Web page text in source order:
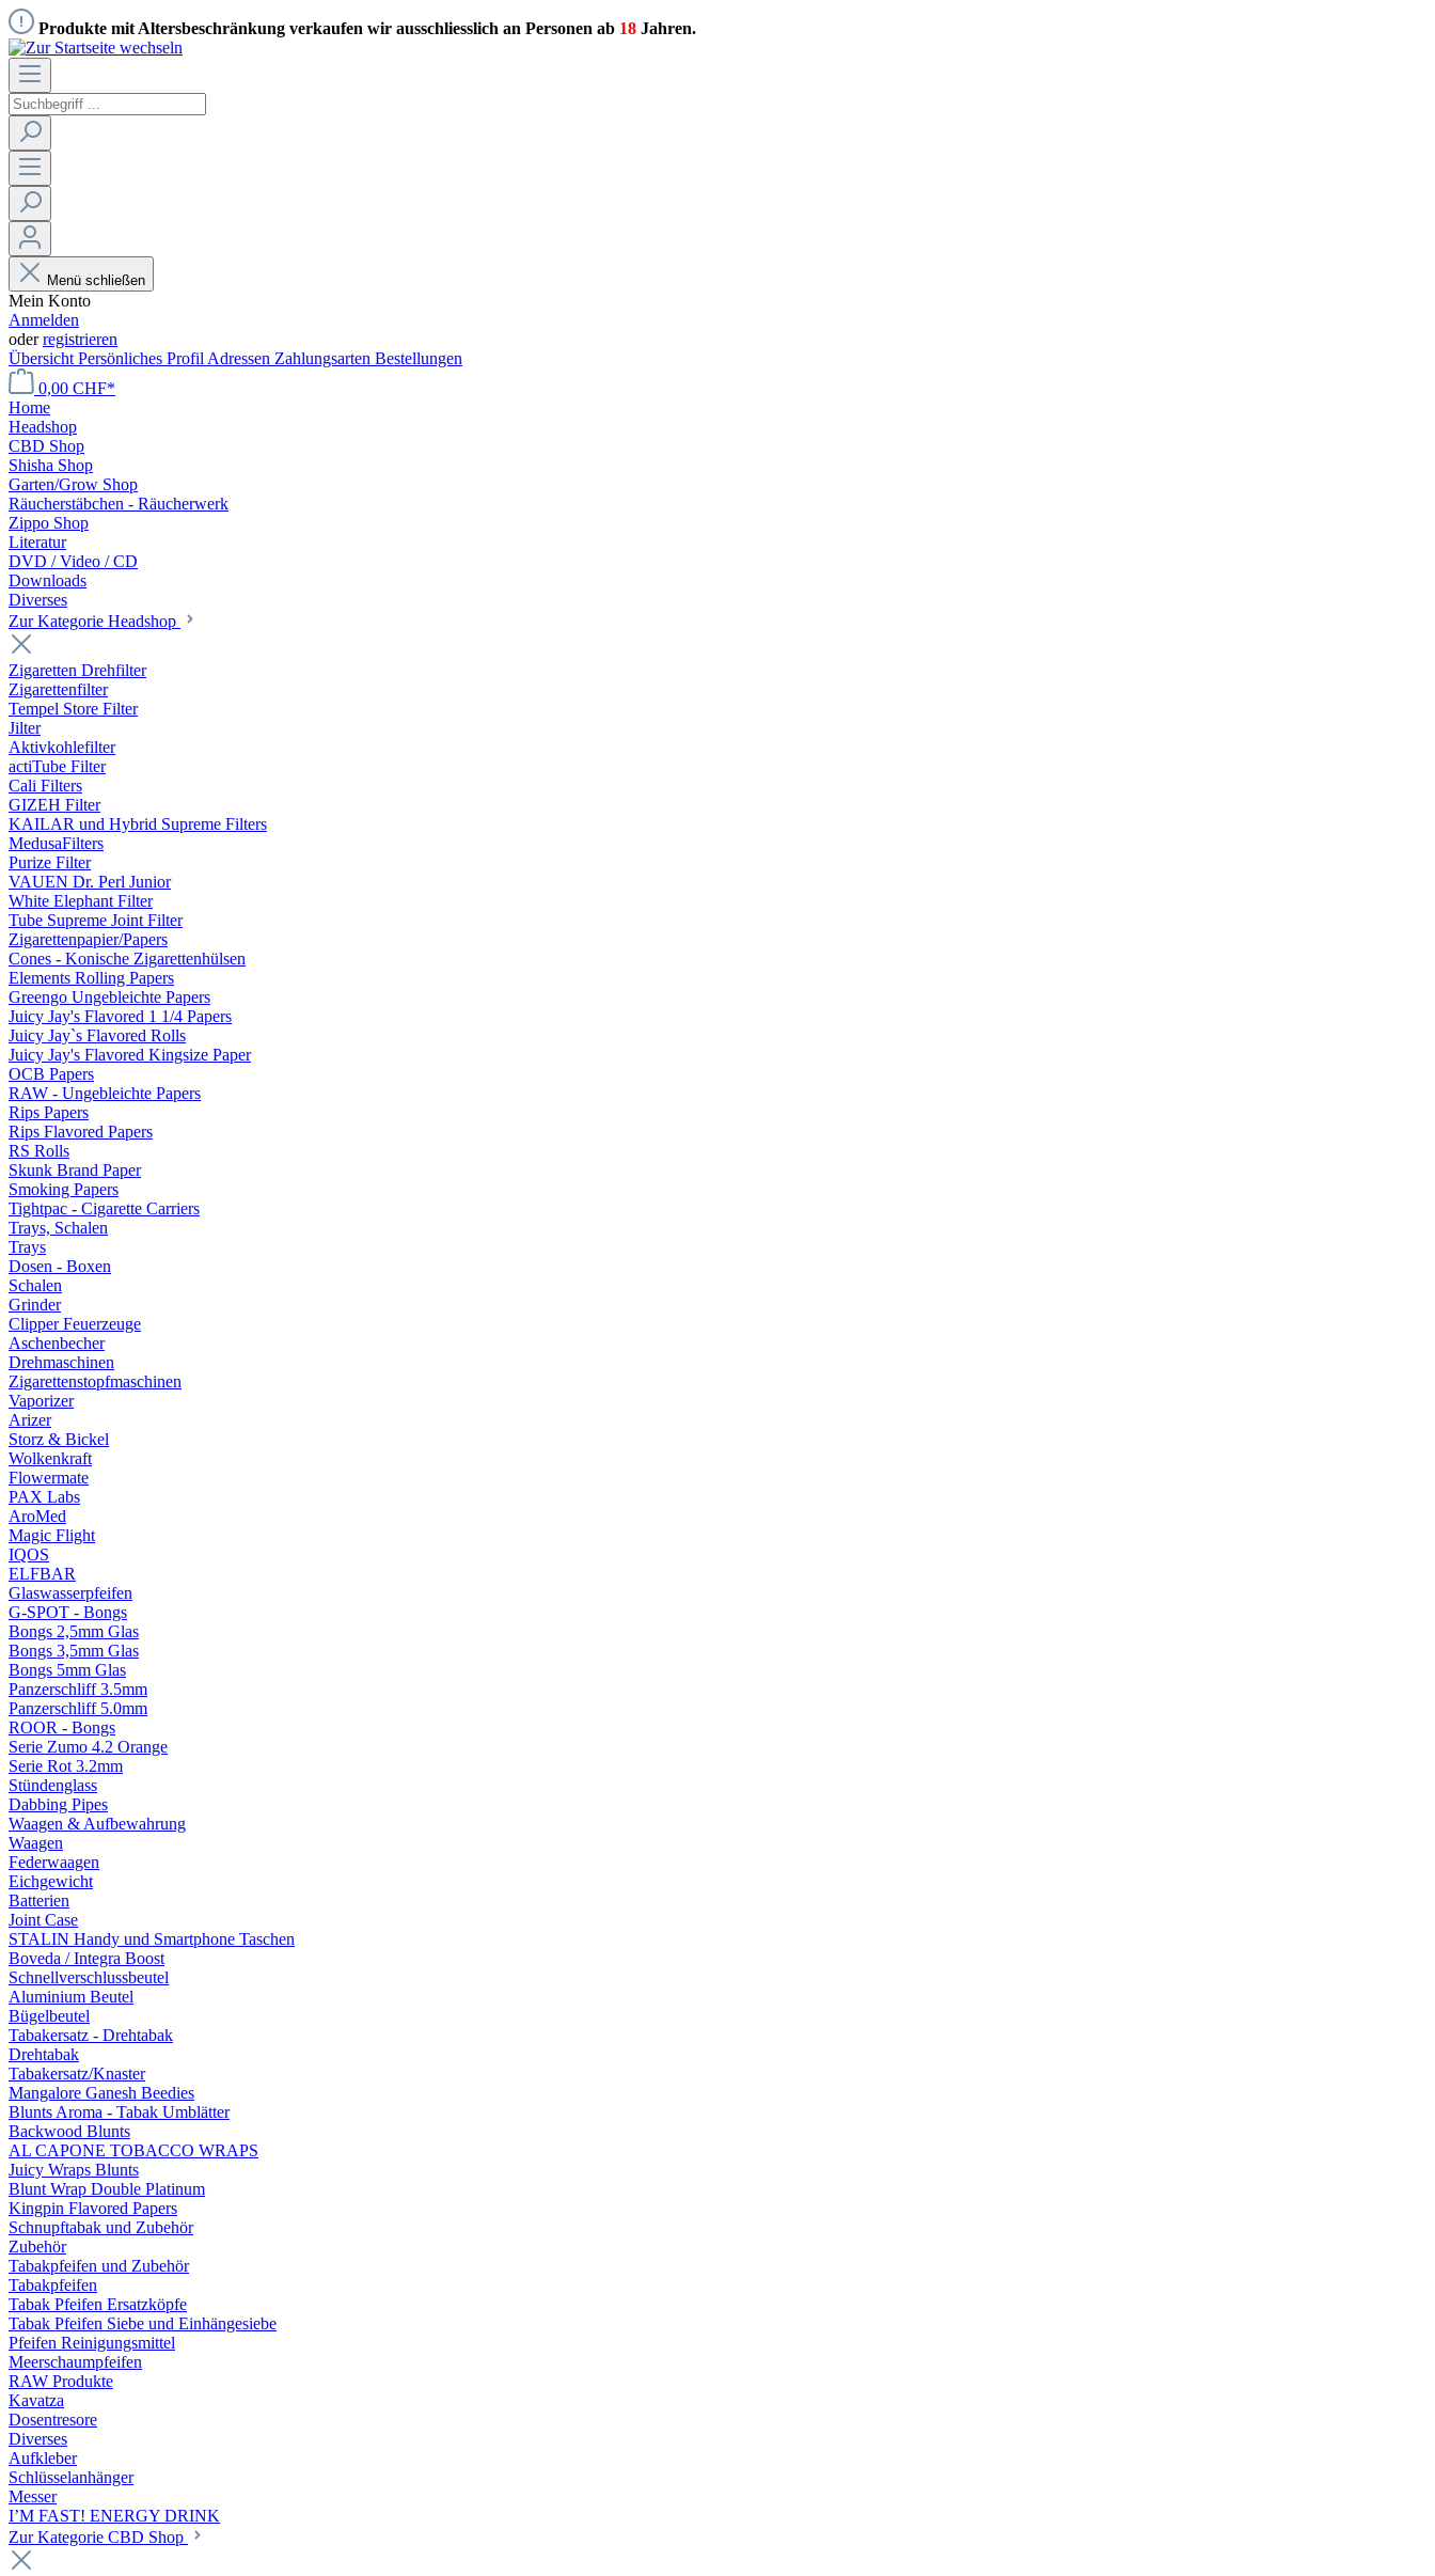
Produkte mit Altersbeschränkung verkaufen wir ausschliesslich an Personen ab 18 Jahren.
Menü schließen
Mein Konto
Anmelden
oderregistrieren
Übersicht Persönliches Profil Adressen Zahlungsarten Bestellungen
0,00 CHF*
Home
Headshop
CBD Shop
Shisha Shop
Garten/Grow Shop
Räucherstäbchen - Räucherwerk
Zippo Shop
Literatur
DVD / Video / CD
Downloads
Diverses
Zur Kategorie Headshop
Zigaretten Drehfilter
Zigarettenfilter
Tempel Store Filter
Jilter
Aktivkohlefilter
actiTube Filter
Cali Filters
GIZEH Filter
KAILAR und Hybrid Supreme Filters
MedusaFilters
Purize Filter
VAUEN Dr. Perl Junior
White Elephant Filter
Tube Supreme Joint Filter
Zigarettenpapier/Papers
Cones - Konische Zigarettenhülsen
Elements Rolling Papers
Greengo Ungebleichte Papers
Juicy Jay's Flavored 1 1/4 Papers
Juicy Jay`s Flavored Rolls
Juicy Jay's Flavored Kingsize Paper
OCB Papers
RAW - Ungebleichte Papers
Rips Papers
Rips Flavored Papers
RS Rolls
Skunk Brand Paper
Smoking Papers
Tightpac - Cigarette Carriers
Trays, Schalen
Trays
Dosen - Boxen
Schalen
Grinder
Clipper Feuerzeuge
Aschenbecher
Drehmaschinen
Zigarettenstopfmaschinen
Vaporizer
Arizer
Storz & Bickel
Wolkenkraft
Flowermate
PAX Labs
AroMed
Magic Flight
IQOS
ELFBAR
Glaswasserpfeifen
G-SPOT - Bongs
Bongs 2,5mm Glas
Bongs 3,5mm Glas
Bongs 5mm Glas
Panzerschliff 3.5mm
Panzerschliff 5.0mm
ROOR - Bongs
Serie Zumo 4.2 Orange
Serie Rot 3.2mm
Stündenglass
Dabbing Pipes
Waagen & Aufbewahrung
Waagen
Federwaagen
Eichgewicht
Batterien
Joint Case
STALIN Handy und Smartphone Taschen
Boveda / Integra Boost
Schnellverschlussbeutel
Aluminium Beutel
Bügelbeutel
Tabakersatz - Drehtabak
Drehtabak
Tabakersatz/Knaster
Mangalore Ganesh Beedies
Blunts Aroma - Tabak Umblätter
Backwood Blunts
AL CAPONE TOBACCO WRAPS
Juicy Wraps Blunts
Blunt Wrap Double Platinum
Kingpin Flavored Papers
Schnupftabak und Zubehör
Zubehör
Tabakpfeifen und Zubehör
Tabakpfeifen
Tabak Pfeifen Ersatzköpfe
Tabak Pfeifen Siebe und Einhängesiebe
Pfeifen Reinigungsmittel
Meerschaumpfeifen
RAW Produkte
Kavatza
Dosentresore
Diverses
Aufkleber
Schlüsselanhänger
Messer
I’M FAST! ENERGY DRINK
Zur Kategorie CBD Shop